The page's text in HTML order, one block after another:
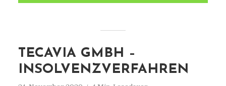
TECAVIA GMBH –
INSOLVENZVERFAHREN